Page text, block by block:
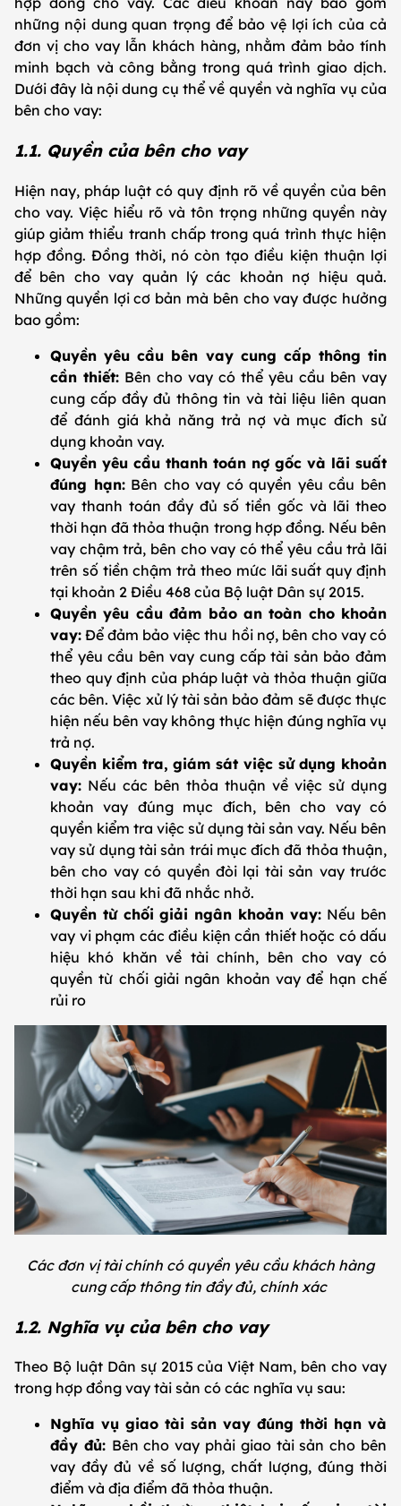
những nội dung quan trọng để bảo vệ lợi ích của cả
đơn vị cho vay lẫn khách hàng, nhằm đảm bảo tính
minh bạch và công bằng trong quá trình giao dịch.
Dưới đây là nội dung cụ thể về quyền và nghĩa vụ của
bên cho vay:
1.1. Quyền của bên cho vay
Hiện nay, pháp luật có quy định rõ về quyền của bên
cho vay. Việc hiểu rõ và tôn trọng những quyền này
giúp giảm thiểu tranh chấp trong quá trình thực hiện
hợp đồng. Đồng thời, nó còn tạo điều kiện thuận lợi
để bên cho vay quản lý các khoản nợ hiệu quả.
Những quyền lợi cơ bản mà bên cho vay được hưởng
bao gồm:
Quyền yêu cầu bên vay cung cấp thông tin
cần thiết: Bên cho vay có thể yêu cầu bên vay
cung cấp đầy đủ thông tin và tài liệu liên quan
để đánh giá khả năng trả nợ và mục đích sử
dụng khoản vay.
Quyền yêu cầu thanh toán nợ gốc và lãi suất
đúng hạn:Bên cho vay có quyền yêu cầu bên
vay thanh toán đầy đủ số tiền gốc và lãi theo
thời hạn đã thỏa thuận trong hợp đồng. Nếu bên
vay chậm trả, bên cho vay có thể yêu cầu trả lãi
trên số tiền chậm trả theo mức lãi suất quy định
tại khoản 2 Điều 468 của Bộ luật Dân sự 2015.
Quyền yêu cầu đảm bảo an toàn cho khoản
vay: Để đảm bảo việc thu hồi nợ, bên cho vay có
thể yêu cầu bên vay cung cấp tài sản bảo đảm
theo quy định của pháp luật và thỏa thuận giữa
các bên. Việc xử lý tài sản bảo đảm sẽ được thực
hiện nếu bên vay không thực hiện đúng nghĩa vụ
trả nợ.
Quyền kiểm tra, giám sát việc sử dụng khoản
vay: Nếu các bên thỏa thuận về việc sử dụng
khoản vay đúng mục đích, bên cho vay có
quyền kiểm tra việc sử dụng tài sản vay. Nếu bên
vay sử dụng tài sản trái mục đích đã thỏa thuận,
bên cho vay có quyền đòi lại tài sản vay trước
thời hạn sau khi đã nhắc nhở.
Quyền từ chối giải ngân khoản vay: Nếu bên
vay vi phạm các điều kiện cần thiết hoặc có dấu
hiệu khó khăn về tài chính, bên cho vay có
quyền từ chối giải ngân khoản vay để hạn chế
rủi ro
Các đơn vị tài chính có quyền yêu cầu khách hàng
cung cấp thông tin đầy đủ, chính xác
1.2. Nghĩa vụ của bên cho vay
Theo Bộ luật Dân sự 2015 của Việt Nam, bên cho vay
trong hợp đồng vay tài sản có các nghĩa vụ sau:
Nghĩa vụ giao tài sản vay đúng thời hạn và
đầy đủ: Bên cho vay phải giao tài sản cho bên
vay đầy đủ về số lượng, chất lượng, đúng thời
điểm và địa điểm đã thỏa thuận.